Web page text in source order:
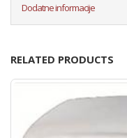
Dodatne informacije
RELATED PRODUCTS